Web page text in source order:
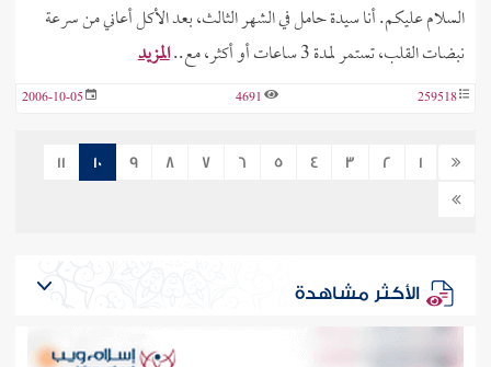
السلام عليكم. أنا سيدة حامل في الشهر الثالث، بعد الأكل أعاني من سرعة
نبضات القلب، تستمر لمدة 3 ساعات أو أكثر، مع..
المزيد
259518
4691
2006-10-05
1
2
3
4
5
6
7
8
9
10
11
الأكثر مشاهدة